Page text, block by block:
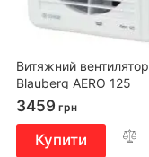
Витяжний вентилятор
Blauberg AERO 125
3459 грн
Купити